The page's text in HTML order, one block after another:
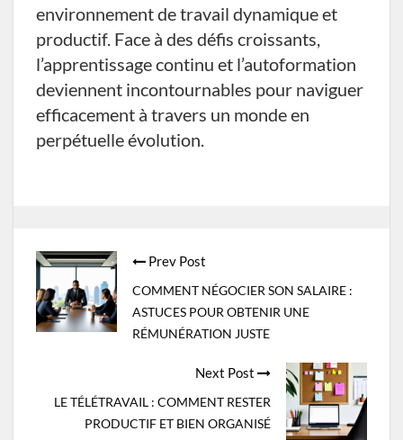
environnement de travail dynamique et
productif. Face à des défis croissants,
l’apprentissage continu et l’autoformation
deviennent incontournables pour naviguer
efficacement à travers un monde en
perpétuelle évolution.
Post
navigation
Prev Post
COMMENT NÉGOCIER SON SALAIRE :
ASTUCES POUR OBTENIR UNE
RÉMUNÉRATION JUSTE
Next Post
LE TÉLÉTRAVAIL : COMMENT RESTER
PRODUCTIF ET BIEN ORGANISÉ